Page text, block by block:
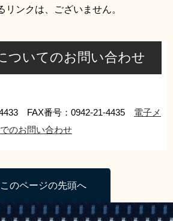
ンクは、ございません。
ついてのお問い合わせ
FAX番号：0942-21-4435 電子メ
のお問い合わせ
のページの先頭へ